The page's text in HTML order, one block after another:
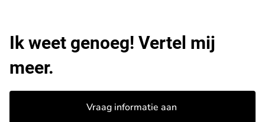
Ik weet genoeg! Vertel mij
meer.
Vraag informatie aan